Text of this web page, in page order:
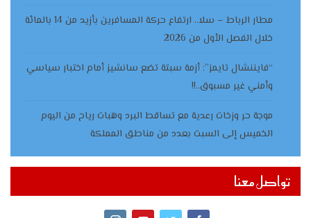
مطار الرباط – سلا.. ارتفاع حركة المسافرين بأزيد من 14 بالمائة
خلال الفصل الأول من 2026
“فايننشال تايمز”: أزمة سبتة تضع سانشيز أمام اختبار سياسي
وأمني غير مسبوق..!!
موجة حر وزخات رعدية مع تساقط البرد وهبات رياح من اليوم
الخميس إلى السبت بعدد من مناطق المملكة
تواصل معنا